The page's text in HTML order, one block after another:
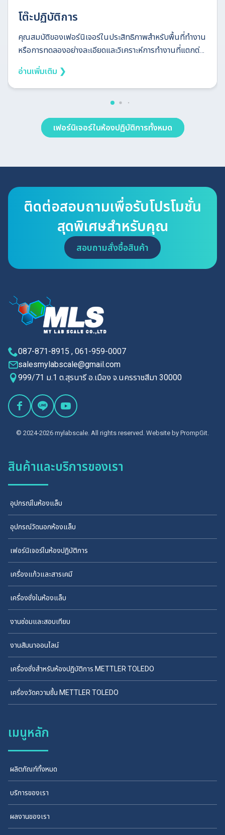
โต๊ะปฏิบัติการ
คุณสมบัติของเฟอร์นิเจอร์ในประสิทธิภาพสำหรับพื้นที่ทำงาน
หรือการทดลองอย่างละเอียดและวิเคราะห์การทำงานที่แตกต่าง
วางอุปกรณ์สารเคมีและเครื่องมือต่างๆ ต่างๆ ความสามารถ
พิเศษของประสิทธิภาพการทำงานยังออกแบบมาเพื่อให้
สามารถทำงานได้ตามปกติแล็บโดยคำนึงถึงความปลอดภัยและ
การใช้งานที่สะดวกโดยคุณสมบัติหลักดังนี้ คุณสมบัติพิเศษ
ของกิจกรรม วัสดุที่ทนทานต่อสารเคมีและความร้อนของ
กลางห้อง, โต๊ะข้างเตียง, โต๊ะพร้อมซิงค์ ตารางโดยอะแดปเตอร์
ทางไคลเอ็นต์และการเตรียมสารเคมี
อ่านเพิ่มเติม ❯
เฟอร์นิเจอร์ในห้องปฏิบัติการทั้งหมด
ติดต่อสอบถามเพื่อรับโปรโมชั่น
สุดพิเศษสำหรับคุณ
สอบถามสั่งซื้อสินค้า
087-871-8915 , 061-959-0007
salesmylabscale@gmail.com
999/71 ม.1 ต.สุรนารี อ.เมือง จ.นครราชสีมา 30000
© 2024-2026 mylabscale. All rights reserved. Website by PrompGit.
สินค้าและบริการของเรา
อุปกรณ์ในห้องแล็บ
อุปกรณ์วัดนอกห้องแล็บ
เฟอร์นิเจอร์ในห้องปฏิบัติการ
เครื่องแก้วและสารเคมี
เครื่องชั่งในห้องแล็บ
งานซ่อมและสอบเทียบ
งานสัมนาออนไลน์
เครื่องชั่งสำหรับห้องปฏิบัติการ METTLER TOLEDO
เครื่องวัดความชื้น METTLER TOLEDO
เมนูหลัก
ผลิตภัณฑ์ทั้งหมด
บริการของเรา
ผลงานของเรา